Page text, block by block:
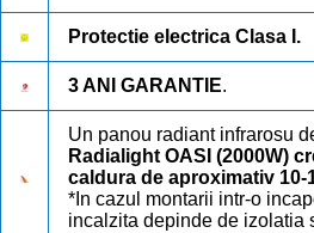
Protectie electrica Clasa I.
3 ANI GARANTIE.
Un panou radiant infrarosu
Radialight OASI (2000W)
caldura de aproximativ 10-
*In cazul montarii intr-o
incalzita depinde de izolatia